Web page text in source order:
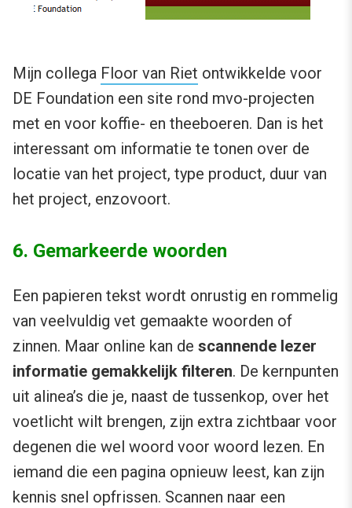
Mijn collega Floor van Riet ontwikkelde voor
DE Foundation een site rond mvo-projecten
met en voor koffie- en theeboeren. Dan is het
interessant om informatie te tonen over de
locatie van het project, type product, duur van
het project, enzovoort.
6. Gemarkeerde woorden
Een papieren tekst wordt onrustig en rommelig
van veelvuldig vet gemaakte woorden of
zinnen. Maar online kan de scannende lezer
informatie gemakkelijk filteren. De kernpunten
uit alinea’s die je, naast de tussenkop, over het
voetlicht wilt brengen, zijn extra zichtbaar voor
degenen die wel woord voor woord lezen. En
iemand die een pagina opnieuw leest, kan zijn
kennis snel opfrissen. Scannen naar een